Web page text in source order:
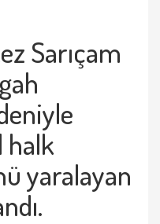
Sarıçam
halk
yaralayan